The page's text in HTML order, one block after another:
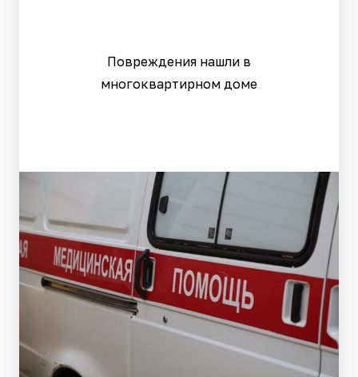
Повреждения нашли в
многоквартирном доме